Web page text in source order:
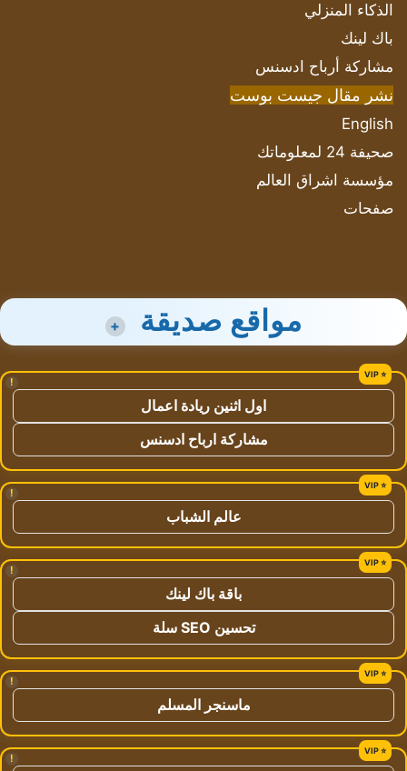
الذكاء المنزلي
باك لينك
مشاركة أرباح ادسنس
نشر مقال جيست بوست
English
صحيفة 24 لمعلوماتك
مؤسسة اشراق العالم
صفحات
مواقع صديقة +
!
اول اثنين ريادة اعمال
مشاركة ارباح ادسنس
!
عالم الشباب
!
باقة باك لينك
تحسين SEO سلة
!
ماسنجر المسلم
!